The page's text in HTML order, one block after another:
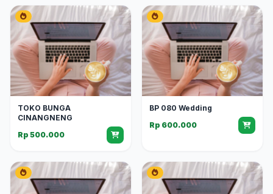
TOKO BUNGA
CINANGNENG
Rp 500.000
BP 080 Wedding
Rp 600.000